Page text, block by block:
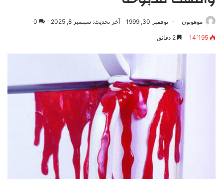
موهوبون نوفمبر 30, 1999 آخر تحديث: سبتمبر 8, 2025 0
14٬195